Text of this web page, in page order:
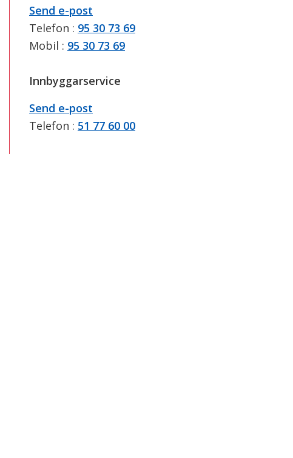
E-
post
Send e-post
Gunnar
Høiland
Telefon
95 30 73 69
Mobil
95 30 73 69
Innbyggarservice
E-
post
Send e-post
Innbyggarservice
Telefon 51 77 60 00